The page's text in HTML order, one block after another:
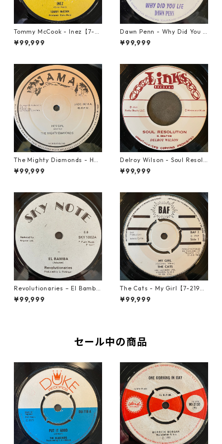
Tommy McCook - Inez【7-21
840】
¥99,999
Dawn Penn - Why Did You Li
e【7-21938】
¥99,999
The Mighty Diamonds - Hey
Girl【12-50053】
¥99,999
Delroy Wilson - Soul Resolu
tion【7-21935】
¥99,999
Revolutionaries – El Bamba
【7-21855】
¥99,999
The Cats - My Girl【7-2190
6】
¥99,999
セール中の商品